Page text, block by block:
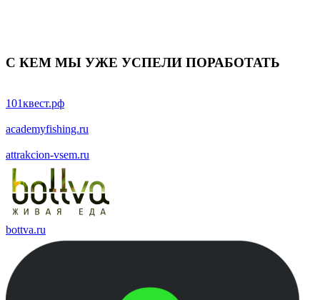
С КЕМ МЫ УЖЕ УСПЕЛИ ПОРАБОТАТЬ
101квест.рф
academyfishing.ru
attrakcion-vsem.ru
bottva.ru